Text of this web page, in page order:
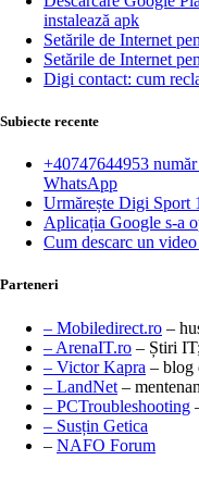
instalează apk
Setările de Internet
Setările de Internet
Digi contact: cum
Subiecte recente
+40747644953
WhatsApp
Urmărește Digi Sport
Aplicația Google s-a
Cum descarc un
Parteneri
– Mobiledirect.ro –
– ArenaIT.ro – Știri IT;
– Victor Kapra – blog
– LandNet –
– PCTroubleshooting
– Susțin Getica
– NAFO Forum